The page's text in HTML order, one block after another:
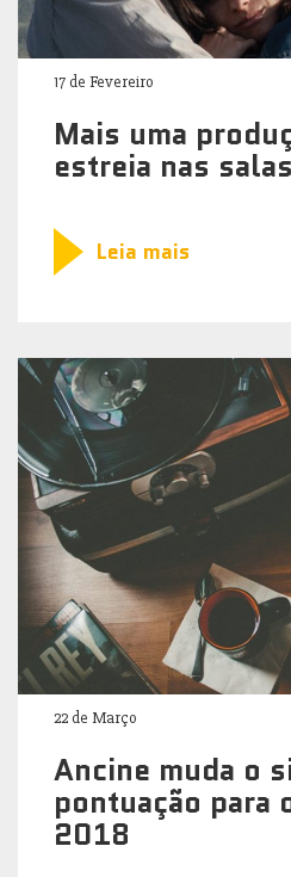
17 de Fevereiro
Mais uma
estreia nas
Leia mais
22 de Março
Ancine muda o
pontuação para
2018